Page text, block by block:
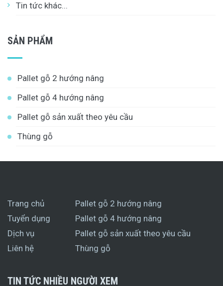
Tin tức khác...
SẢN PHẨM
Pallet gỗ 2 hướng nâng
Pallet gỗ 4 hướng nâng
Pallet gỗ sản xuất theo yêu cầu
Thùng gỗ
Trang chủ
Tuyển dụng
Dịch vụ
Liên hệ
Pallet gỗ 2 hướng nâng
Pallet gỗ 4 hướng nâng
Pallet gỗ sản xuất theo yêu cầu
Thùng gỗ
TIN TỨC NHIỀU NGƯỜI XEM